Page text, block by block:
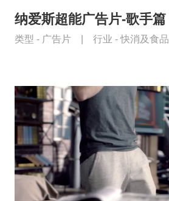
纳爱斯超能广告片-歌手篇
类型 - 广告片 行业 -快消及食品